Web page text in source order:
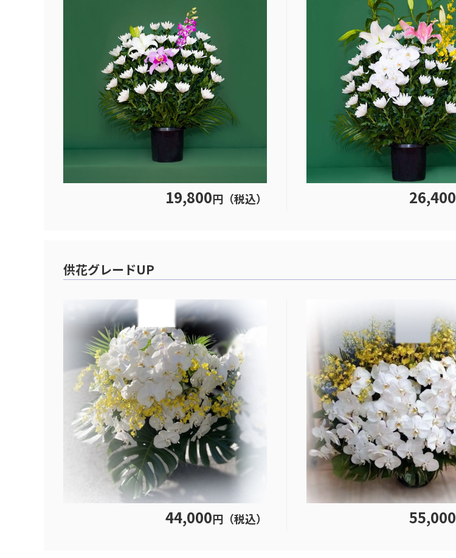
19,800円（税込） 26,400
供花グレードUP
44,000円（税込） 55,000